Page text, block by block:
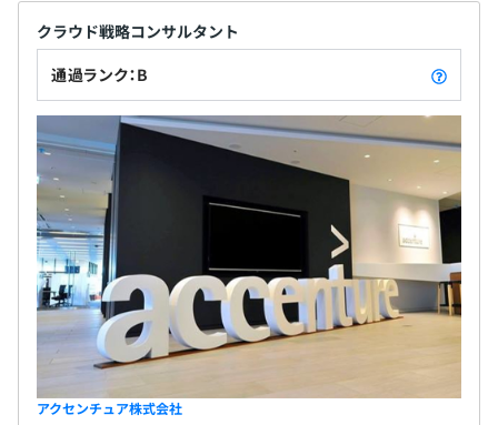
クラウド戦略コンサルタント
通過ランク：B
アクセンチュア株式会社